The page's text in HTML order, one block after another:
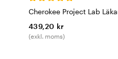
Cherokee Project Lab
439,20 kr
(exkl. moms)